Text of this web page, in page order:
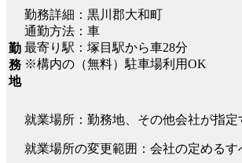
勤
務
地
勤務詳細：黒川郡大和町
通勤方法：車
最寄り駅：塚目駅から車28分
※構内の（無料）駐車場利用OK
就業場所：勤務地、その他会社が指定
就業場所の変更範囲：会社の定めるす